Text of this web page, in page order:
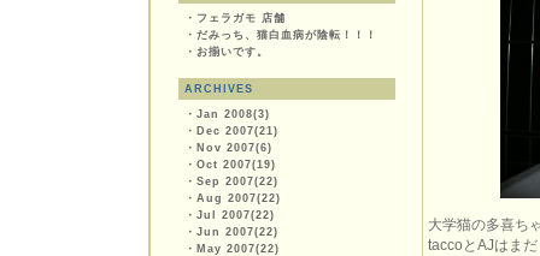
・ フェラガモ 店舗
・ だみっち、猫白血病が陰転！！！
・ お揃いです。
ARCHIVES
・ Jan 2008(3)
・ Dec 2007(21)
・ Nov 2007(6)
・ Oct 2007(19)
・ Sep 2007(22)
・ Aug 2007(22)
・ Jul 2007(22)
・ Jun 2007(22)
・ May 2007(22)
大学猫の多喜ち
taccoとAJはま